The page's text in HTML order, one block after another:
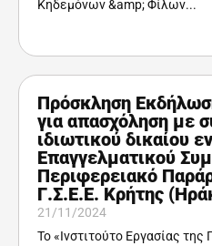
Κηδεμόνων &amp; Φίλων...
Πρόσκληση
για απασχόληση με
ιδιωτικού δικαίου
Επαγγελματικού
Περιφερειακό
Γ.Σ.Ε.Ε. Κρήτης
21/11/2024
Το «Ινστιτούτο Εργασίας της